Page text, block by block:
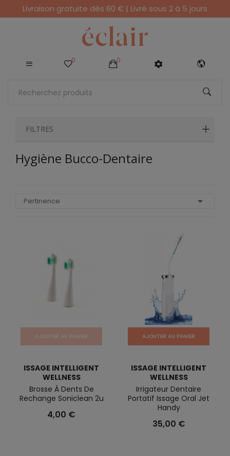
Livraison gratuite dès 60 € | Livré sous 2 à 5 jours
0 0
FILTRES
Hygiène Bucco-Dentaire
Pertinence 
AJOUTER AU PANIER
ISSAGE INTELLIGENT
WELLNESS
Brosse À Dents De
Rechange Soniclean 2u
4,00 €
AJOUTER AU PANIER
ISSAGE INTELLIGENT
WELLNESS
Irrigateur Dentaire
Portatif Issage Oral Jet
Handy
35,00 €